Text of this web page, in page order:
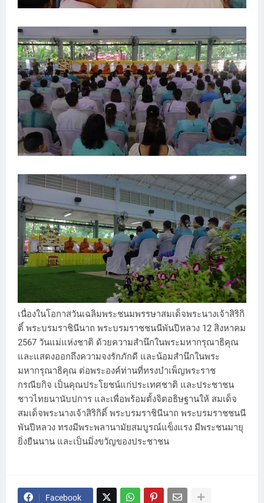
เนื่องในโอกาสวันเฉลิมพระชนมพรรษาสมเด็จพระนางเจ้าสิริกิ
ติ์ พระบรมราชินีนาถ พระบรมราชชนนีพันปีหลวง 12 สิงหาคม
2567 วันแม่แห่งชาติ ด้วยความสำนึกในพระมหากรุณาธิคุณ
และแสดงออกถึงความจงรักภักดี และน้อมสำนึกในพระ
มหากรุณาธิคุณ ต่อพระองค์ท่านที่ทรงบำเพ็ญพระราช
กรณียกิจ เป็นคุณประโยชน์แก่ประเทศชาติ และประชาชน
ชาวไทยนานับปการ และเพื่อพร้อมตั้งจิตอธิษฐานให้ สมเด็จ
สมเด็จพระนางเจ้าสิริกิติ์ พระบรมราชินีนาถ พระบรมราชชนนี
พันปีหลวง ทรงมีพระพลานามัยสมบูรณ์แข็งแรง มีพระชนมายุ
ยิ่งยืนนาน และเป็นมิ่งขวัญของประชาชน
Facebook